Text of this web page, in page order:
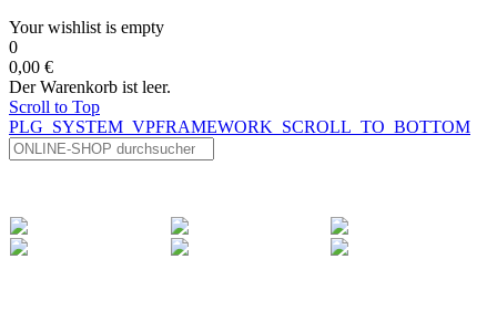
Your wishlist is empty
0
0,00 €
Der Warenkorb ist leer.
Scroll to Top
PLG_SYSTEM_VPFRAMEWORK_SCROLL_TO_BOTTOM